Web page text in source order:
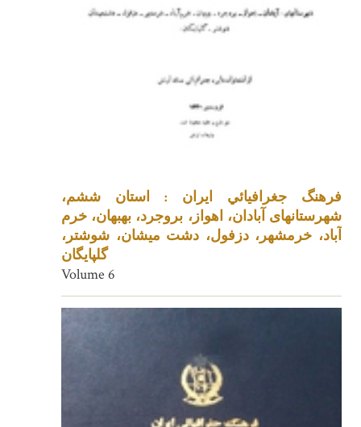
فرهنگ جغرافيائي ايران : استان ششم،
شهرستانهای آبادان، اهواز، بروجرد، بهبهان، خرم
آباد، خرمشهر، دزفول، دشت میشان، شوشتر،
گلپایگان
Volume 6